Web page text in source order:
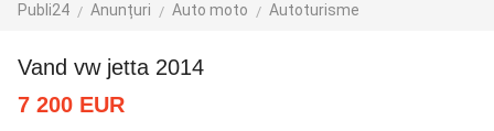
Publi24 Anunțuri Auto moto Autoturisme
Vand vw jetta 2014
7 200 EUR